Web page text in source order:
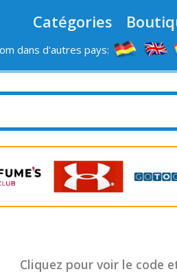
Catégories
dans d'autres pays:
MAGASINS
Cliquez pour voir le code